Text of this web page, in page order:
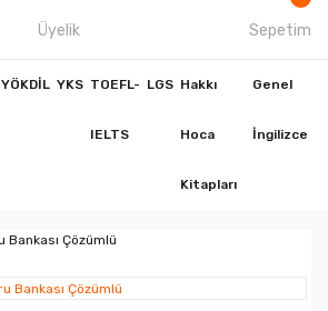
Üyelik Sepetim
YÖKDİL YKS TOEFL-
IELTS
LGS Hakkı
Hoca
Kitapları
Genel
İngilizce